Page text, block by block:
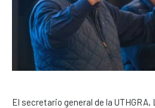
El secretario general de la